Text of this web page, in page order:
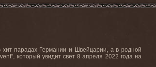
парадах Германии и Швейцарии, а в родной
который увидит свет 8 апреля 2022 года на